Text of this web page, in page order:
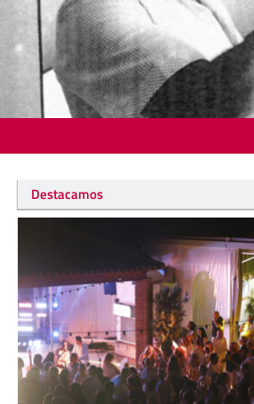
Destacamos